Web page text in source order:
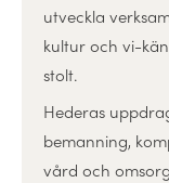
utveckla
kultur och vi-
stolt.
Hederas
bemanning,
vård och